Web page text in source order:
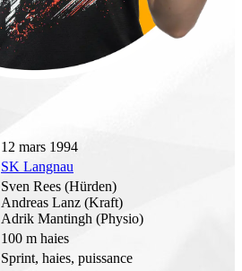
12 mars 1994
SK Langnau
Sven Rees (Hürden)
Andreas Lanz (Kraft)
Adrik Mantingh (Physio)
100 m haies
Sprint, haies, puissance